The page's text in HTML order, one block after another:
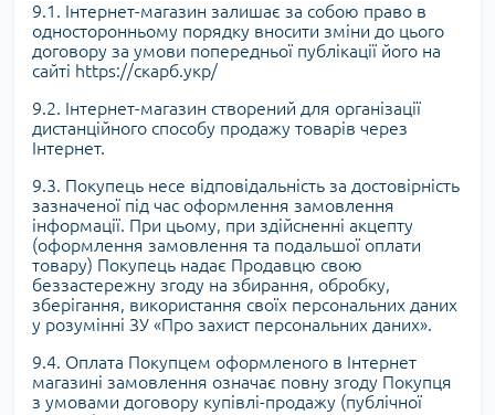
9.1. Інтернет-магазин залишає за собою право в
односторонньому порядку вносити зміни до цього
договору за умови попередньої публікації його на
сайті https://скарб.укр/
9.2. Інтернет-магазин створений для організації
дистанційного способу продажу товарів через
Інтернет.
9.3. Покупець несе відповідальність за достовірність
зазначеної під час оформлення замовлення
інформації. При цьому, при здійсненні акцепту
(оформлення замовлення та подальшої оплати
товару) Покупець надає Продавцю свою
беззастережну згоду на збирання, обробку,
зберігання, використання своїх персональних даних
у розумінні ЗУ «Про захист персональних даних».
9.4. Оплата Покупцем оформленого в Інтернет
магазині замовлення означає повну згоду Покупця
з умовами договору купівлі-продажу (публічної